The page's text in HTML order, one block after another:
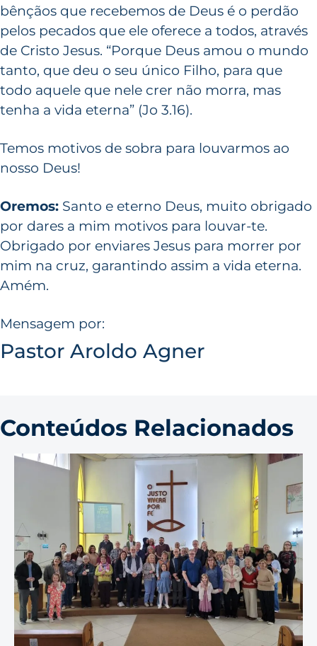
bênçãos que recebemos de Deus é o perdão
pelos pecados que ele oferece a todos, através
de Cristo Jesus. “Porque Deus amou o mundo
tanto, que deu o seu único Filho, para que
todo aquele que nele crer não morra, mas
tenha a vida eterna” (Jo 3.16).
Temos motivos de sobra para louvarmos ao
nosso Deus!
Oremos: Santo e eterno Deus, muito obrigado
por dares a mim motivos para louvar-te.
Obrigado por enviares Jesus para morrer por
mim na cruz, garantindo assim a vida eterna.
Amém.
Mensagem por:
Pastor Aroldo Agner
Conteúdos Relacionados